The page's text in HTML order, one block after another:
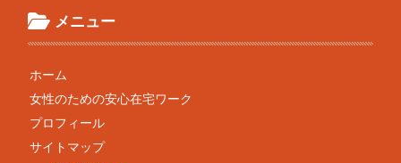
メニュー
ホーム
女性のための安心在宅ワーク
プロフィール
サイトマップ